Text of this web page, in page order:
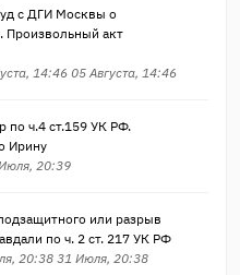
с ДГИ Москвы о
Произвольный акт
14:46 05 Августа, 14:46
по ч.4 ст.159 УК РФ.
Ирину
20:39
или разрыв
по ч. 2 ст. 217 УК РФ
20:38 31 Июля, 20:38